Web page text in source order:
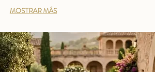
MOSTRAR MÁS